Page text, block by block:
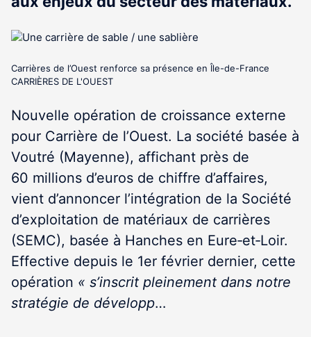
Carrières de l’Ouest renforce sa présence en Île-de-France
CARRIÈRES DE L'OUEST
Nouvelle opération de croissance externe
pour Carrière de l’Ouest. La société basée à
Voutré (Mayenne), affichant près de
60 millions d’euros de chiffre d’affaires,
vient d’annoncer l’intégration de la Société
d’exploitation de matériaux de carrières
(SEMC), basée à Hanches en Eure‑et‑Loir.
Effective depuis le 1er février dernier, cette
opération « s’inscrit pleinement dans notre
stratégie de développ…